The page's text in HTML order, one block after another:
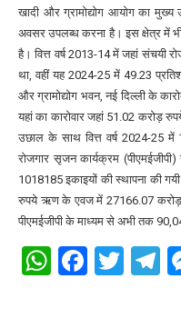
खादी और ग्रामोद्योग आयोग का मुख्य
अवसर उपलब्ध करना है। इस क्षेत्र में भी
है। वित्त वर्ष 2013-14 में जहां
था, वहीं यह 2024-25 में 49.23
और ग्रामोद्योग भवन, नई दिल्ली के
यहां का कारोवार जहां 51.02 करोड़
उछाल के साथ वित्त वर्ष 2024-25
रोजगार सृजन कार्यक्रम
1018185 इकाइयों की स्थापना की
रुपये ऋण के एवज में 27166.07 करोड़
पीएमईजीपी के माध्यम से अभी तक
WhatsApp